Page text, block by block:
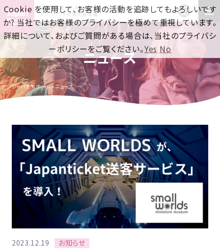
訪日集客をワンストップで！
インバウンド対策の新常識
ニュース
ジャパチケ ホーム ニュース
2023.12.19 お知らせ
Cookie を使用して、お客様の活動を追跡してもよろしいです
か? 当社ではお客様のプライバシーを極めて重視しています。
詳細について、およびご質問がある場合は、当社のプライバシ
ーポリシーをご覧ください。Yes No